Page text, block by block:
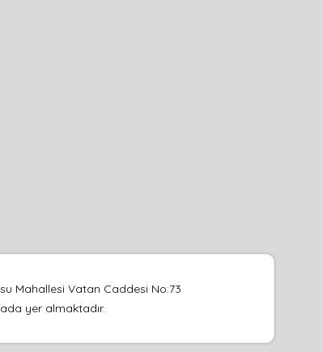
Mahallesi Vatan Caddesi No:73
yer almaktadır.